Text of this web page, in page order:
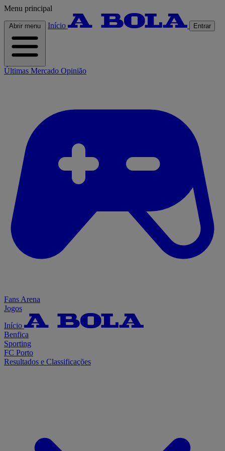
Menu principal
Abrir menu Início Entrar
Últimas Mercado Opinião
Fans Arena
Jogos
Início
Benfica
Sporting
FC Porto
Resultados e Classificações